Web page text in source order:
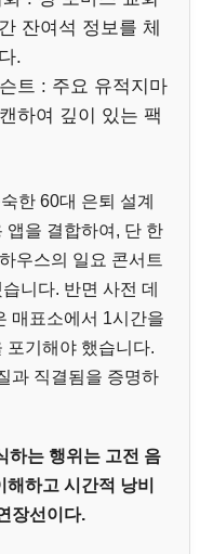
잔여석 정보를 체
.
트 : 주요 유적지마
하여 깊이 있는 팩
한 60대 은퇴 설계
앱을 결합하여, 단 한
우스의 일요 콘서트
니다. 반면 사전 데
매표소에서 1시간을
포기해야 했습니다.
과 직결됨을 증명하
하는 행위는 고전 음
하고 시간적 낭비
장선이다.